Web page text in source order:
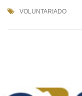
VOLUNTARIADO